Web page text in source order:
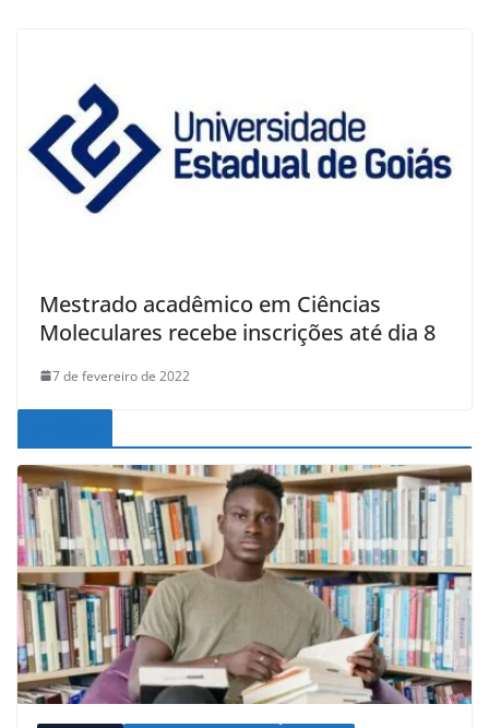
Mestrado acadêmico em Ciências
Moleculares recebe inscrições até dia 8
7 de fevereiro de 2022